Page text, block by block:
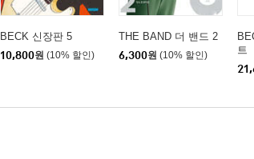
BECK 신장판 5
10,800원 (10% 할인)
THE BAND 더 밴드 2
6,300원 (10% 할인)
트